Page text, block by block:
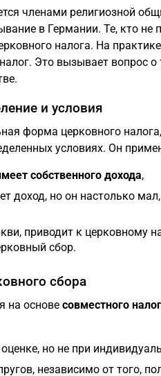
членами религиозной
в Германии. Те, кто
налога. На
Это вызывает вопрос
и условия
форма церковного
условиях. Он
собственного дохода,
доход, но он настолько
приводит к церковному
сбор.
сбора
на основе совместного
но не при
независимо от того,